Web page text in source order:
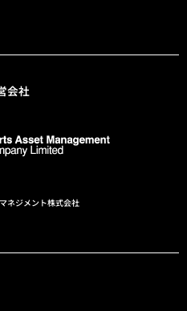
会社
ネジメント株式会社